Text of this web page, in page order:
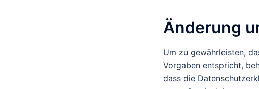
Änderung
Um zu gewährleisten,
Vorgaben entspricht,
dass die